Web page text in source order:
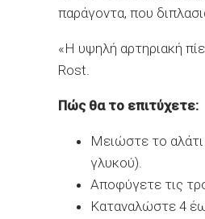
παράγοντα, που
«Η υψηλή αρτηριακή
Rost.
Πώς θα το επιτύχετε:
Μειώστε το
γλυκού).
Αποφύγετε τις
Καταναλώστε 4